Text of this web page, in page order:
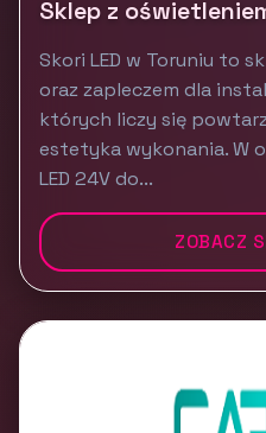
Sklep z
Skori LED w Toruniu to
oraz zapleczem dla
których liczy się
estetyka wykonania. W
LED 24V do...
ZOBACZ